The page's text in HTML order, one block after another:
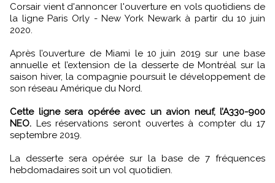
Corsair vient d'annoncer l'ouverture en vols quotidiens de
la ligne Paris Orly - New York Newark à partir du 10 juin
2020.
Après l’ouverture de Miami le 10 juin 2019 sur une base
annuelle et l’extension de la desserte de Montréal sur la
saison hiver, la compagnie poursuit le développement de
son réseau Amérique du Nord.
Cette ligne sera opérée avec un avion neuf, l’A330-900
NEO. Les réservations seront ouvertes à compter du 17
septembre 2019.
La desserte sera opérée sur la base de 7 fréquences
hebdomadaires soit un vol quotidien.